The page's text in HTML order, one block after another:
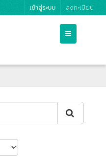
เข้าสู่ระบบ ลงทะเบียน